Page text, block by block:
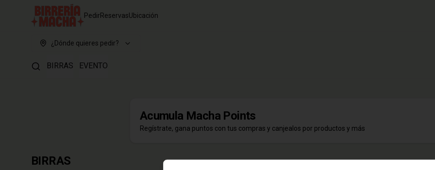
PedirReservasUbicación
¿Dónde quieres pedir?
BIRRAS EVENTO
Acumula Macha Points
Regístrate, gana puntos con tus compras y canjealos por productos y más
BIRRAS